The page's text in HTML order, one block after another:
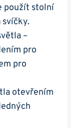
použít stolní
svíčky.
–
pro
pro
otevřením